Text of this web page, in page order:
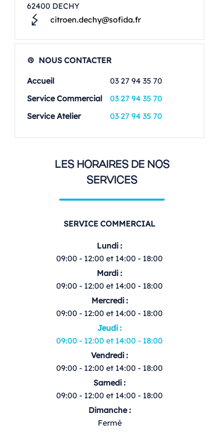
62400 DECHY
citroen.dechy@sofida.fr
NOUS CONTACTER
Accueil
03 27 94 35 70
Service Commercial
03 27 94 35 70
Service Atelier
03 27 94 35 70
LES HORAIRES DE NOS
SERVICES
SERVICE COMMERCIAL
Lundi :
09:00 - 12:00 et 14:00 - 18:00
Mardi :
09:00 - 12:00 et 14:00 - 18:00
Mercredi :
09:00 - 12:00 et 14:00 - 18:00
Jeudi :
09:00 - 12:00 et 14:00 - 18:00
Vendredi :
09:00 - 12:00 et 14:00 - 18:00
Samedi :
09:00 - 12:00 et 14:00 - 18:00
Dimanche :
Fermé